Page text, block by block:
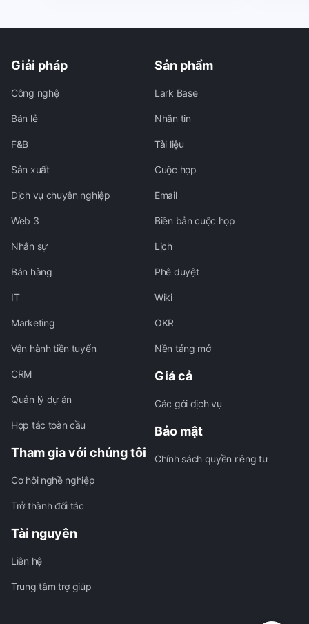
Giải pháp
Công nghệ
Bán lẻ
F&B
Sản xuất
Dịch vụ chuyên nghiệp
Web 3
Nhân sự
Bán hàng
IT
Marketing
Vận hành tiền tuyến
CRM
Quản lý dự án
Hợp tác toàn cầu
Tham gia với chúng tôi
Cơ hội nghề nghiệp
Trở thành đối tác
Tài nguyên
Liên hệ
Trung tâm trợ giúp
Sản phẩm
Lark Base
Nhắn tin
Tài liệu
Cuộc họp
Email
Biên bản cuộc họp
Lịch
Phê duyệt
Wiki
OKR
Nền tảng mở
Giá cả
Các gói dịch vụ
Bảo mật
Chính sách quyền riêng tư